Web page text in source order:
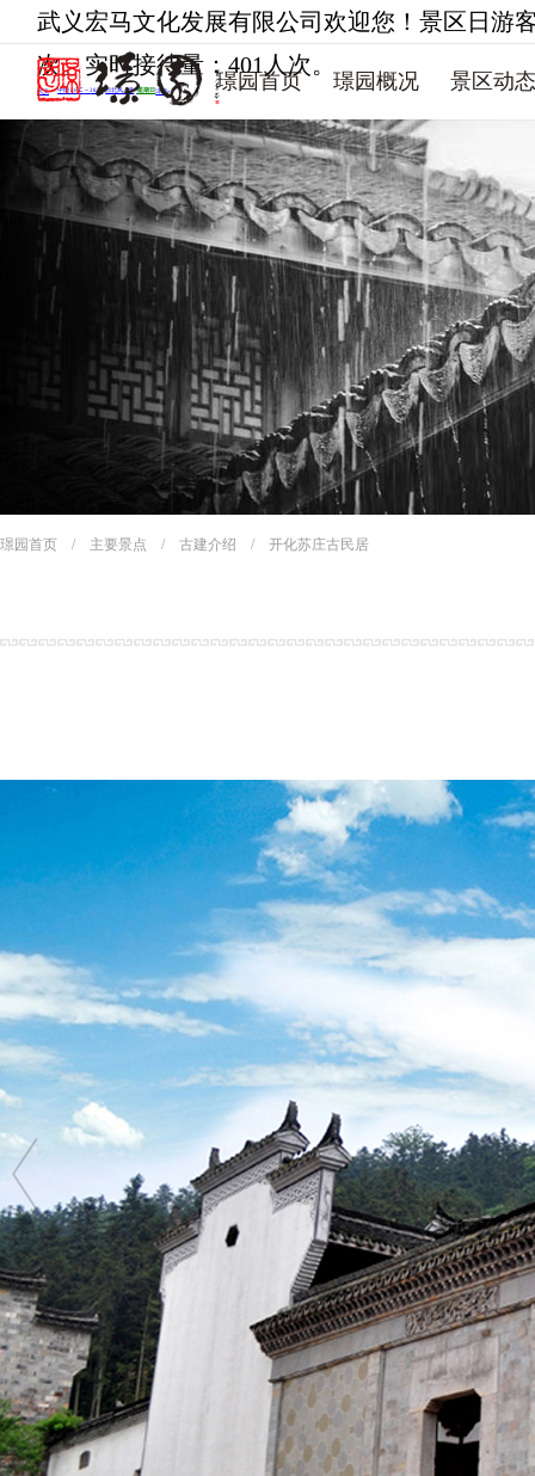
武义宏马文化发展有限公司欢迎您！景区日游
次。实时接待量：401人次。
璟园概况
视频欣赏
璟园动态
璟园首页 璟园概况 景区动
璟园首页 / 主要景点 / 古建介绍 / 开化苏庄古民居